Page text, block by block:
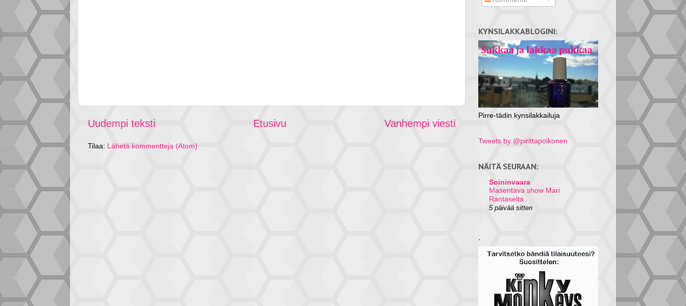
Uudempi teksti Vanhempi viesti
Etusivu
Tilaa: Lähetä kommentteja (Atom)
KYNSILAKKABLOGINI:
Pirre-tädin kynsilakkailuja
Tweets by @pirittapoikonen
NÄITÄ SEURAAN:
Soininvaara
Masentava show Mari
Rantaselta
5 päivää sitten
.